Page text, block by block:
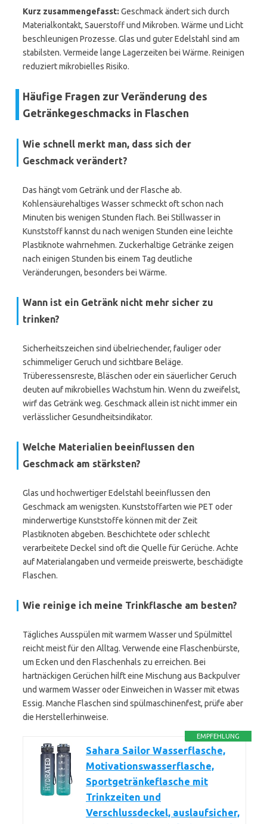
Kurz zusammengefasst: Geschmack ändert sich durch
Materialkontakt, Sauerstoff und Mikroben. Wärme und Licht
beschleunigen Prozesse. Glas und guter Edelstahl sind am
stabilsten. Vermeide lange Lagerzeiten bei Wärme. Reinigen
reduziert mikrobielles Risiko.
Häufige Fragen zur Veränderung des
Getränkegeschmacks in Flaschen
Wie schnell merkt man, dass sich der
Geschmack verändert?
Das hängt vom Getränk und der Flasche ab.
Kohlensäurehaltiges Wasser schmeckt oft schon nach
Minuten bis wenigen Stunden flach. Bei Stillwasser in
Kunststoff kannst du nach wenigen Stunden eine leichte
Plastiknote wahrnehmen. Zuckerhaltige Getränke zeigen
nach einigen Stunden bis einem Tag deutliche
Veränderungen, besonders bei Wärme.
Wann ist ein Getränk nicht mehr sicher zu
trinken?
Sicherheitszeichen sind übelriechender, fauliger oder
schimmeliger Geruch und sichtbare Beläge.
Trüberessensreste, Bläschen oder ein säuerlicher Geruch
deuten auf mikrobielles Wachstum hin. Wenn du zweifelst,
wirf das Getränk weg. Geschmack allein ist nicht immer ein
verlässlicher Gesundheitsindikator.
Welche Materialien beeinflussen den
Geschmack am stärksten?
Glas und hochwertiger Edelstahl beeinflussen den
Geschmack am wenigsten. Kunststoffarten wie PET oder
minderwertige Kunststoffe können mit der Zeit
Plastiknoten abgeben. Beschichtete oder schlecht
verarbeitete Deckel sind oft die Quelle für Gerüche. Achte
auf Materialangaben und vermeide preiswerte, beschädigte
Flaschen.
Wie reinige ich meine Trinkflasche am besten?
Tägliches Ausspülen mit warmem Wasser und Spülmittel
reicht meist für den Alltag. Verwende eine Flaschenbürste,
um Ecken und den Flaschenhals zu erreichen. Bei
hartnäckigen Gerüchen hilft eine Mischung aus Backpulver
und warmem Wasser oder Einweichen in Wasser mit etwas
Essig. Manche Flaschen sind spülmaschinenfest, prüfe aber
die Herstellerhinweise.
EMPFEHLUNG
Sahara Sailor Wasserflasche,
Motivationswasserflasche,
Sportgetränkeflasche mit
Trinkzeiten und
Verschlussdeckel, auslaufsicher,